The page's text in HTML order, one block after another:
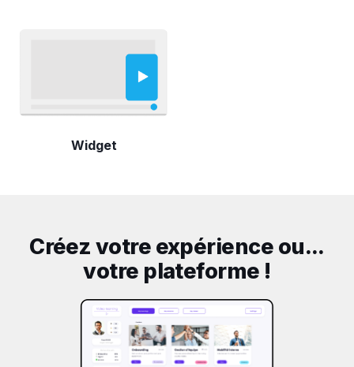
Widget
Créez votre expérience ou...
votre plateforme !